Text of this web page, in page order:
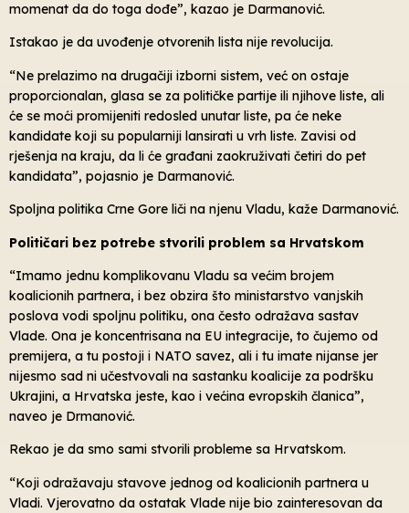
momenat da do toga dođe”, kazao je Darmanović.
Istakao je da uvođenje otvorenih lista nije revolucija.
“Ne prelazimo na drugačiji izborni sistem, već on ostaje
proporcionalan, glasa se za političke partije ili njihove liste, ali
će se moći promijeniti redosled unutar liste, pa će neke
kandidate koji su popularniji lansirati u vrh liste. Zavisi od
rješenja na kraju, da li će građani zaokruživati četiri do pet
kandidata”, pojasnio je Darmanović.
Spoljna politika Crne Gore liči na njenu Vladu, kaže Darmanović.
Političari bez potrebe stvorili problem sa Hrvatskom
“Imamo jednu komplikovanu Vladu sa većim brojem
koalicionih partnera, i bez obzira što ministarstvo vanjskih
poslova vodi spoljnu politiku, ona često odražava sastav
Vlade. Ona je koncentrisana na EU integracije, to čujemo od
premijera, a tu postoji i NATO savez, ali i tu imate nijanse jer
nijesmo sad ni učestvovali na sastanku koalicije za podršku
Ukrajini, a Hrvatska jeste, kao i većina evropskih članica”,
naveo je Drmanović.
Rekao je da smo sami stvorili probleme sa Hrvatskom.
“Koji odražavaju stavove jednog od koalicionih partnera u
Vladi. Vjerovatno da ostatak Vlade nije bio zainteresovan da